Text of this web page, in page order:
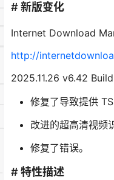
# 新版变化
Internet Download
http://
2025.11.26 v6.42
修复了导致提供
改进的超高清视频
修复了错误。
# 特性描述